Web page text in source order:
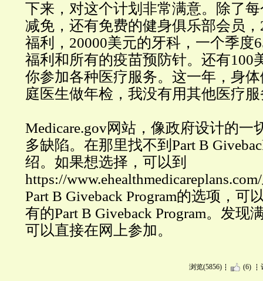
下来，对这个计划非常满意。除了
减免，还有免费的健身俱乐部会员
福利，20000美元的牙科，一个季度
福利和所有的疫苗预防针。还有100
你参加各种医疗服务。这一年，身
庭医生做年检，我没有用其他医疗
Medicare.gov网站，像政府设计的一
多缺陷。在那里找不到Part B
绍。如果想选择，可以到
https://
Part B Giveback Program的选项，可
有的Part B Giveback Program。发现
可以直接在网上参加。
浏览(5856) (6)